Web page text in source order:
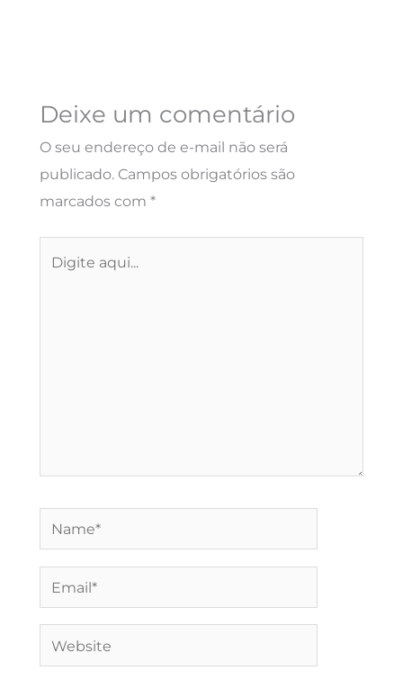
Deixe um comentário
O seu endereço de e-mail não será
publicado. Campos obrigatórios são
marcados com *
aqui...
Name*
Email*
Website